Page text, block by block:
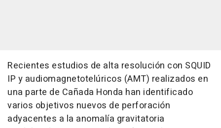
Recientes estudios de alta resolución con SQUID
IP y audiomagnetotelúricos (AMT) realizados en
una parte de Cañada Honda han identificado
varios objetivos nuevos de perforación
adyacentes a la anomalía gravitatoria